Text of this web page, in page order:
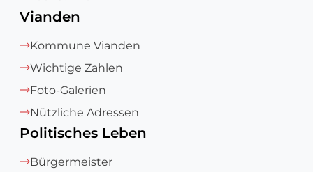
Vianden
Kommune Vianden
Wichtige Zahlen
Foto-Galerien
Nützliche Adressen
Politisches Leben
Bürgermeister